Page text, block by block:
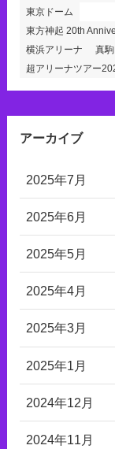
東京ドーム
東方神起 20th
横浜アリーナ
真
超アリーナツアー
アーカイブ
2025年7月
2025年6月
2025年5月
2025年4月
2025年3月
2025年1月
2024年12月
2024年11月